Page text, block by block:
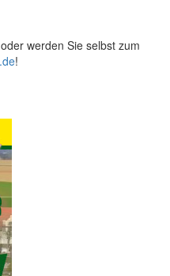
werden Sie selbst zum
!